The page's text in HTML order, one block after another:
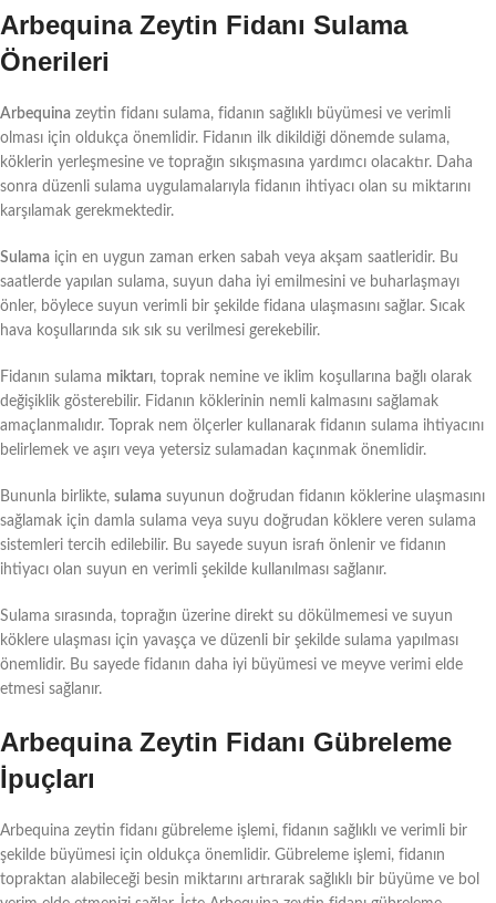
Arbequina Zeytin Fidanı Sulama
Önerileri
Arbequina zeytin fidanı sulama, fidanın sağlıklı büyümesi ve verimli
olması için oldukça önemlidir. Fidanın ilk dikildiği dönemde sulama,
köklerin yerleşmesine ve toprağın sıkışmasına yardımcı olacaktır. Daha
sonra düzenli sulama uygulamalarıyla fidanın ihtiyacı olan su miktarını
karşılamak gerekmektedir.
Sulama için en uygun zaman erken sabah veya akşam saatleridir. Bu
saatlerde yapılan sulama, suyun daha iyi emilmesini ve buharlaşmayı
önler, böylece suyun verimli bir şekilde fidana ulaşmasını sağlar. Sıcak
hava koşullarında sık sık su verilmesi gerekebilir.
Fidanın sulama miktarı, toprak nemine ve iklim koşullarına bağlı olarak
değişiklik gösterebilir. Fidanın köklerinin nemli kalmasını sağlamak
amaçlanmalıdır. Toprak nem ölçerler kullanarak fidanın sulama ihtiyacını
belirlemek ve aşırı veya yetersiz sulamadan kaçınmak önemlidir.
Bununla birlikte, sulama suyunun doğrudan fidanın köklerine ulaşmasını
sağlamak için damla sulama veya suyu doğrudan köklere veren sulama
sistemleri tercih edilebilir. Bu sayede suyun israfı önlenir ve fidanın
ihtiyacı olan suyun en verimli şekilde kullanılması sağlanır.
Sulama sırasında, toprağın üzerine direkt su dökülmemesi ve suyun
köklere ulaşması için yavaşça ve düzenli bir şekilde sulama yapılması
önemlidir. Bu sayede fidanın daha iyi büyümesi ve meyve verimi elde
etmesi sağlanır.
Arbequina Zeytin Fidanı Gübreleme
İpuçları
Arbequina zeytin fidanı gübreleme işlemi, fidanın sağlıklı ve verimli bir
şekilde büyümesi için oldukça önemlidir. Gübreleme işlemi, fidanın
topraktan alabileceği besin miktarını artırarak sağlıklı bir büyüme ve bol